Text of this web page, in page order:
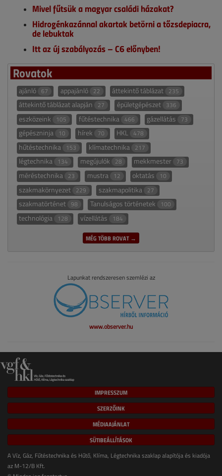
Mivel fűtsük a magyar családi házakat?
Hidrogénkazánnal akartak betörni a tőzsdepiacra,
de lebuktak
Itt az új szabályozás – C6 előnyben!
Rovatok
ajánló 67 appajánló 22 áttekintő táblázat 235
áttekintő táblázat alapján 27 épületgépészet 336
eszközeink 105 fűtéstechnika 466 gázellátás 73
gépészninja 10 hírek 70 HKL 478
hűtéstechnika 153 klímatechnika 217
légtechnika 134 megújulók 28 mekkmester 73
méréstechnika 23 mustra 12 oktatás 10
szakmakörnyezet 229 szakmapolitika 27
szakmatörténet 98 Tanulságos történetek 100
technológia 128 vízellátás 184
MÉG TÖBB ROVAT →
Lapunkat rendszeresen szemlézi az
www.observer.hu
IMPRESSZUM
SZERZŐINK
MÉDIAAJÁNLAT
SÜTIBEÁLLÍTÁSOK
A Víz, Gáz, Fűtéstechnika és Hűtő, Klíma, Légtechnika szaklap alapítója és kiadója
az M-12/B Kft.